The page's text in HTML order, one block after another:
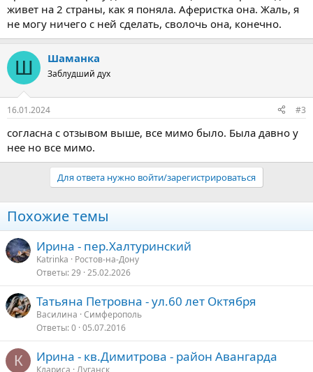
живет на 2 страны, как я поняла. Аферистка она. Жаль, я
не могу ничего с ней сделать, сволочь она, конечно.
Ш Шаманка
Заблудший дух
16.01.2024 #3
согласна с отзывом выше, все мимо было. Была давно у
нее но все мимо.
Для ответа нужно войти/зарегистрироваться
Похожие темы
Ирина - пер.Халтуринский
Katrinka
Ростов-на-Дону
Ответы 29 25.02.2026
Татьяна Петровна - ул.60 лет Октября
Василина Симферополь
Ответы 0 05.07.2016
К Ирина - кв.Димитрова - район Авангарда
Клариса Луганск